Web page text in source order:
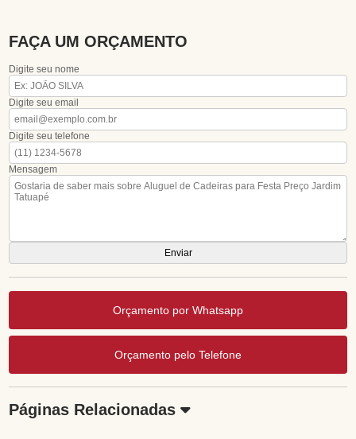
FAÇA UM ORÇAMENTO
Digite seu nome
Digite seu email
Digite seu telefone
Mensagem
Orçamento por Whatsapp
Orçamento pelo Telefone
Páginas Relacionadas